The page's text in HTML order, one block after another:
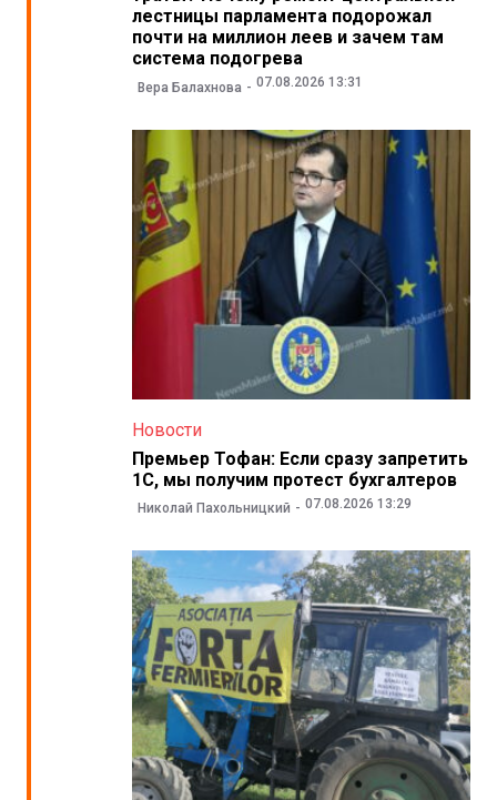
лестницы парламента подорожал
почти на миллион леев и зачем там
система подогрева
Вера Балахнова 07.08.2026 13:31
Новости
Премьер Тофан: Если сразу запретить
1С, мы получим протест бухгалтеров
Николай Пахольницкий 07.08.2026 13:29